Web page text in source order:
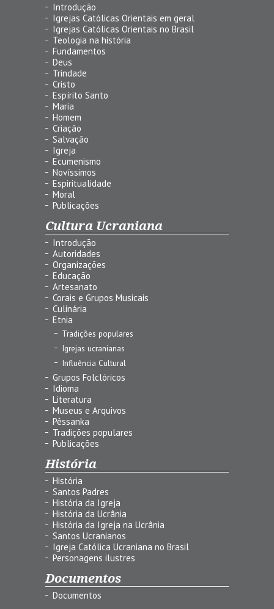
Introdução
Igrejas Católicas Orientais em geral
Igrejas Católicas Orientais no Brasil
Teologia na história
Fundamentos
Deus
Trindade
Cristo
Espírito Santo
Maria
Homem
Criação
Salvação
Igreja
Ecumenismo
Novíssimos
Espiritualidade
Moral
Publicações
Cultura Ucraniana
Introdução
Autoridades
Organizações
Educação
Artesanato
Corais e Grupos Musicais
Culinária
Etnia
Tradições populares
Igrejas ucranianas
Influência Cultural
Grupos Folclóricos
Idioma
Literatura
Museus e Arquivos
Pêssanka
Tradições populares
Publicações
História
História
Santos Padres
História da Igreja
História da Ucrânia
História da Igreja na Ucrânia
Santos Ucranianos
Igreja Católica Ucraniana no Brasil
Personagens ilustres
Documentos
Documentos